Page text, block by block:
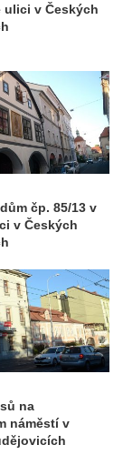
ulici v Českých
čp. 85/13 v
v Českých
na
náměstí v